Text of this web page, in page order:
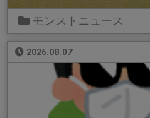
モンストニュース
2026.08.07